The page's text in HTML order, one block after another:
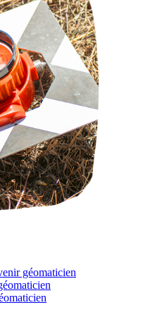
géomaticien